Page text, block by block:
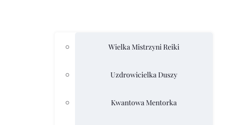
Wielka Mistrzyni Reiki
Uzdrowicielka Duszy
Kwantowa Mentorka